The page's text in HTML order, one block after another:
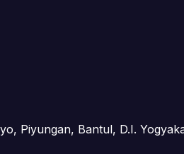
Piyungan, Bantul, D.I.